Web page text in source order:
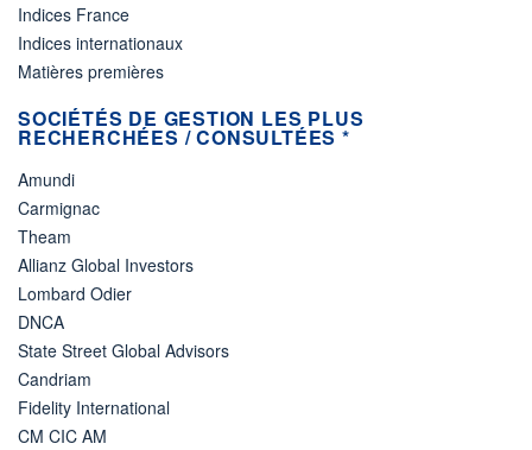
Indices France
Indices internationaux
Matières premières
SOCIÉTÉS DE GESTION LES PLUS
RECHERCHÉES / CONSULTÉES *
Amundi
Carmignac
Theam
Allianz Global Investors
Lombard Odier
DNCA
State Street Global Advisors
Candriam
Fidelity International
CM CIC AM